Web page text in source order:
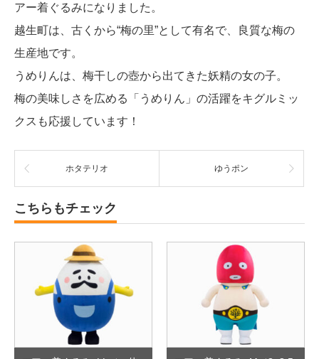
アー着ぐるみになりました。
越生町は、古くから“梅の里”として有名で、良質な梅の
生産地です。
うめりんは、梅干しの壺から出てきた妖精の女の子。
梅の美味しさを広める「うめりん」の活躍をキグルミッ
クスも応援しています！
ホタテリオ ゆうポン
こちらもチェック